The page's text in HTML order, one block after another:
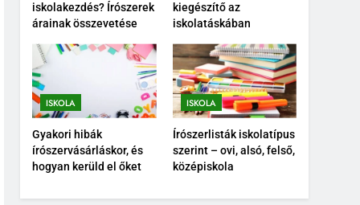
az iskolában?
ISKOLA
2
Személyre szabott
írószerek – matricák,
gravírozás, színek
ISKOLA
3
Mennyibe kerül az
iskolakezdés? Írószerek
ISKOLA
iskolakezdés? Írószerek
árainak összevetése
kiegészítő az
iskolatáskában
ISKOLA
Gyakori hibák
írószervásárláskor, és
hogyan kerüld el őket
ISKOLA
Írószerlisták iskolatípus
szerint – ovi, alsó, felső,
középiskola